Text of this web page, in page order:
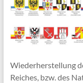
Wiederherstellung
Reiches, bzw. des